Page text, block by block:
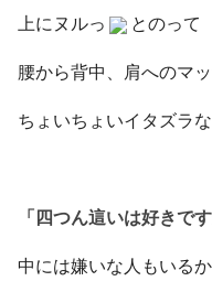
上にヌルっ とのって
腰から背中、肩へのマ
ちょいちょいイタズラ
「四つん這いは好きです
中には嫌いな人もいる